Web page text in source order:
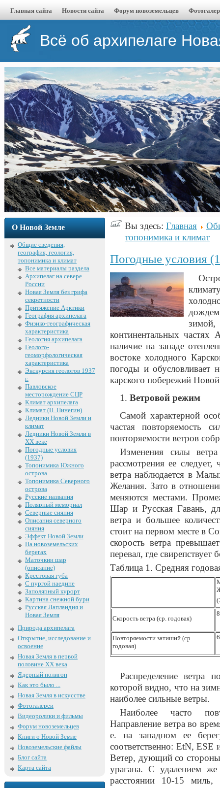
Главная сайта Новости сайта Форум новоземельцев
Всё об архипелаге
О Новой Земле
Общие сведения,
география, геология,
топонимика и климат
Все материалы раздела
Архипелаг на севере
России
Новая Земля без грифа
секретности
Притяжение Арктики
География архипелага
Физико-географическая
характеристика
Геология архипелага
Геолого-
геоморфологическая
характеристика
Экскурсия геологов 1937
г.
Павловское
месторождение СЦР
Климат архипелага
Климат (Н. Пинегин)
Ледники Новой Земли и
климат
Ледники Новой Земли в
XX веке
Погодные условия
(1937)
Топонимика Южного
острова
Топонимика Северного
острова
Русские названия
Полярный мемориал
Северные сияния
Описания северного
сияния
Эффект Новой Земли
На новоземельских
берегах
Маточкин шар
(описание)
Крестовая губа
С пургой наедине
Заполярный курорт
Картина снежной бури
Русская Лапландия и
Новая Земля
Природа архипелага
Открытие, исследование и
освоение
Новая Земля в первой
половине XX века
Ядерный полигон
Как это было ...
Новая Земля в искусстве
Фотогалереи
Видеоролики и фильмы
Форум новоземельцев
Книги о Новой Земле
Новоземельские файлы
Блог сайта
Карта сайта
Вы здесь: Главная
топонимика и климат
Погодные условия
зимой,
континентальных частях
наличие на западе
востоке холодного
погоды и обусловливает
карского побережий
Ветровой режим
Самой характерной
частая повторяемость
повторяемости ветров
Изменения силы
рассмотрения ее
ветра наблюдается в
Желания. Зато в
меняются местами.
Шар и Русская Гавань,
ветра и большее
стоит на первом месте в
скорость ветра
перевал, где свирепствует
Таблица 1. Средняя
Скорость ветра (ср. годовая)
Повторяемости затиший (ср.
годовая)
Распределение ветра
которой видно, что на
наиболее сильные ветры.
Наиболее часто
Направление ветра во
е. на западном ее
соответственно: EtN,
Ветер, дующий со
урагана. С удалением
расстоянии 10-15